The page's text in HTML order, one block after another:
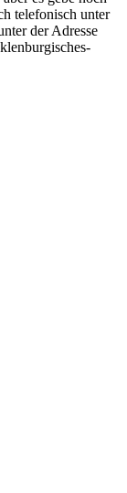
telefonisch unter
der Adresse